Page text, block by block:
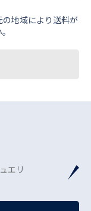
地域により送料が
エリ